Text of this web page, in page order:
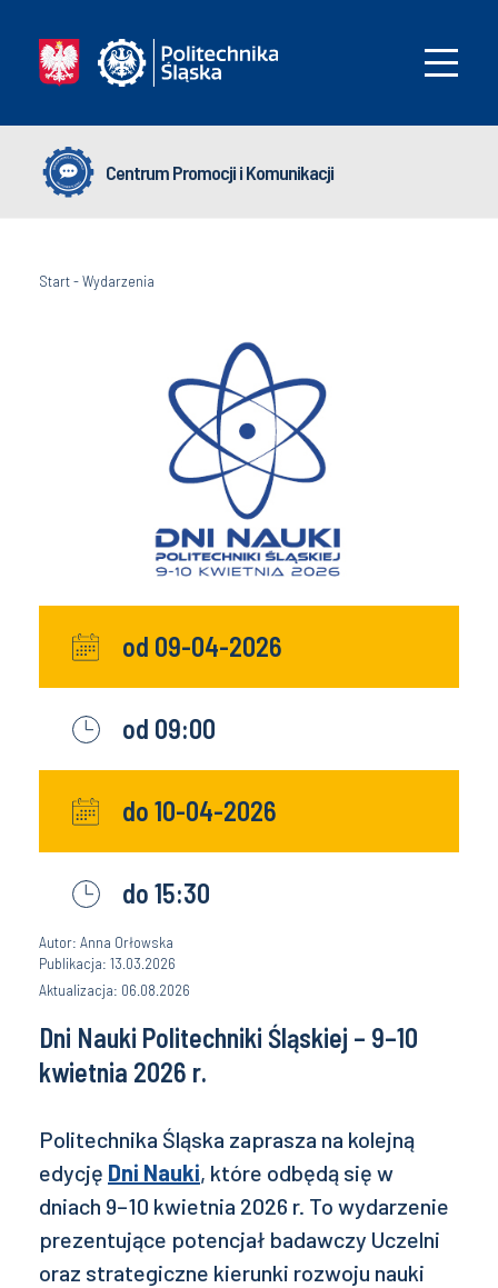
Centrum Promocji i Komunikacji
Start-Wydarzenia
od 09-04-2026
od 09:00
do 10-04-2026
do 15:30
Autor: Anna Orłowska
Publikacja: 13.03.2026
Aktualizacja: 06.08.2026
Dni Nauki Politechniki Śląskiej – 9–10
kwietnia 2026 r.
Politechnika Śląska zaprasza na kolejną
edycję Dni Nauki, które odbędą się w
dniach 9–10 kwietnia 2026 r. To wydarzenie
prezentujące potencjał badawczy Uczelni
oraz strategiczne kierunki rozwoju nauki